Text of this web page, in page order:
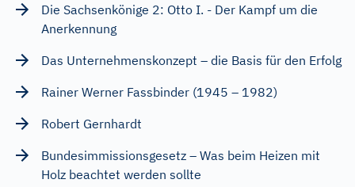
Die Sachsenkönige 2: Otto I. - Der Kampf um die
Anerkennung
Das Unternehmenskonzept – die Basis für den Erfolg
Rainer Werner Fassbinder (1945 – 1982)
Robert Gernhardt
Bundesimmissionsgesetz – Was beim Heizen mit
Holz beachtet werden sollte